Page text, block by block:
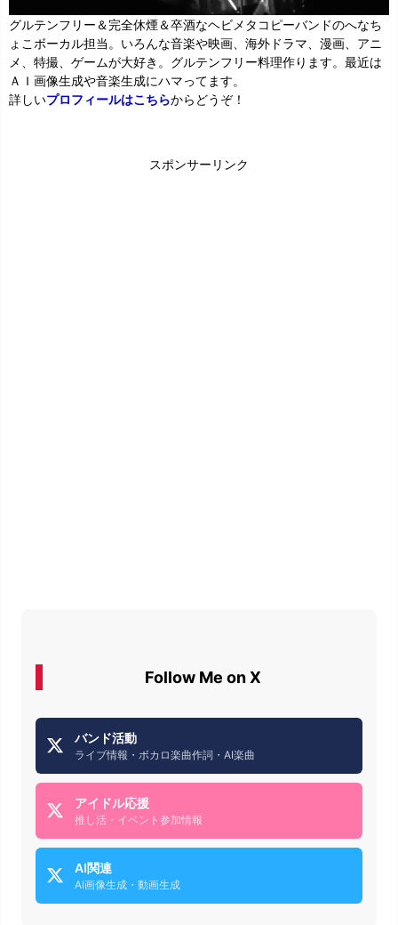
グルテンフリー＆完全休煙＆卒酒なヘビメタコピーバンドのへなち
ょこボーカル担当。いろんな音楽や映画、海外ドラマ、漫画、アニ
メ、特撮、ゲームが大好き。グルテンフリー料理作ります。最近は
ＡＩ画像生成や音楽生成にハマってます。
詳しいプロフィールはこちらからどうぞ！
スポンサーリンク
Follow Me on X
バンド活動
ライブ情報・ボカロ楽曲作詞・AI楽曲
アイドル応援
推し活・イベント参加情報
AI関連
AI画像生成・動画生成